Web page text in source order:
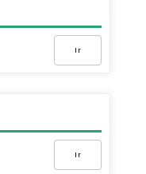
Ir
Ir